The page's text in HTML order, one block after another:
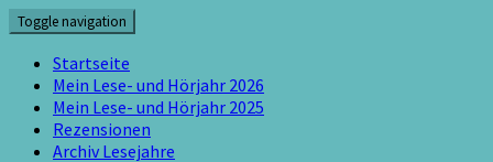
Skip
to
content
Toggle navigation
Startseite
Mein Lese- und Hörjahr 2026
Mein Lese- und Hörjahr 2025
Rezensionen
Archiv Lesejahre